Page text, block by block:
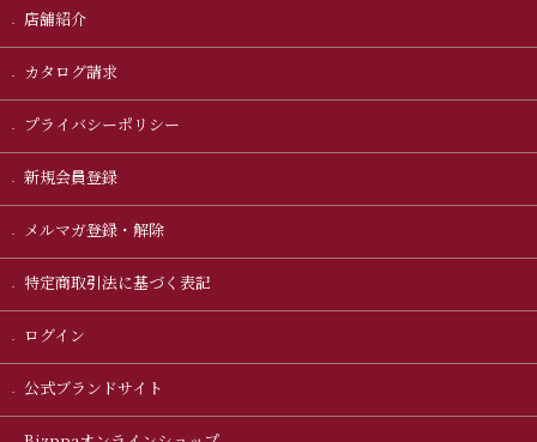
店舗紹介
カタログ請求
プライバシーポリシー
新規会員登録
メルマガ登録・解除
特定商取引法に基づく表記
ログイン
公式ブランドサイト